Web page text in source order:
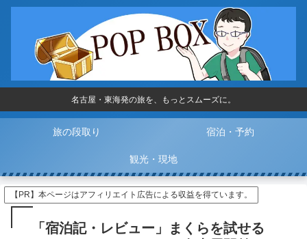
名古屋・東海発の旅を、もっとスムーズに。
旅の段取り 宿泊・予約
観光・現地
【PR】本ページはアフィリエイト広告による収益を得ています。
「宿泊記・レビュー」まくらを試せる